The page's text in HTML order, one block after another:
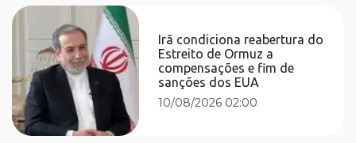
Irã condiciona reabertura do
Estreito de Ormuz a
compensações e fim de
sanções dos EUA
10/08/2026 02:00